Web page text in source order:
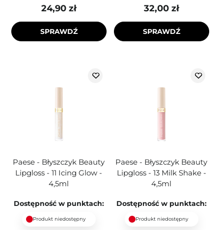
24,90 zł
SPRAWDŹ
32,00 zł
SPRAWDŹ
Paese - Błyszczyk Beauty
Lipgloss - 11 Icing Glow -
4,5ml
Dostępność w punktach:
Produkt niedostępny
Paese - Błyszczyk Beauty
Lipgloss - 13 Milk Shake -
4,5ml
Dostępność w punktach:
Produkt niedostępny